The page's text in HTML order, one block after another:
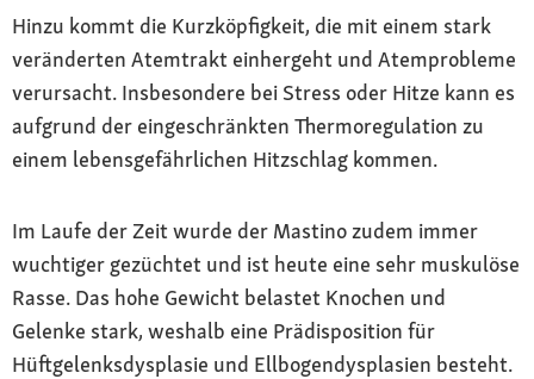
Hinzu kommt die Kurzköpfigkeit, die mit einem stark
veränderten Atemtrakt einhergeht und Atemprobleme
verursacht. Insbesondere bei Stress oder Hitze kann es
aufgrund der eingeschränkten Thermoregulation zu
einem lebensgefährlichen Hitzschlag kommen.
Im Laufe der Zeit wurde der Mastino zudem immer
wuchtiger gezüchtet und ist heute eine sehr muskulöse
Rasse. Das hohe Gewicht belastet Knochen und
Gelenke stark, weshalb eine Prädisposition für
Hüftgelenksdysplasie und Ellbogendysplasien besteht.